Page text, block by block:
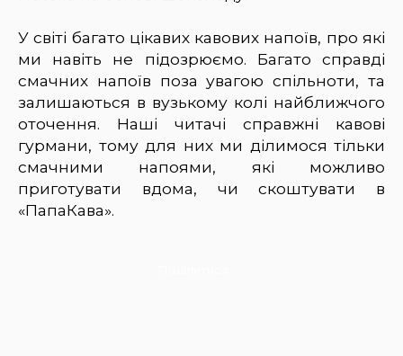
У світі багато цікавих кавових напоїв, про які
ми навіть не підозрюємо. Багато справді
смачних напоїв поза увагою спільноти, та
залишаються в вузькому колі найближчого
оточення. Наші читачі справжні кавові
гурмани, тому для них ми ділимося тільки
смачними напоями, які можливо
приготувати вдома, чи скоштувати в
«ПапаКава».